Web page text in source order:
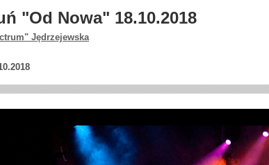
"Od Nowa" 18.10.2018
Jędrzejewska